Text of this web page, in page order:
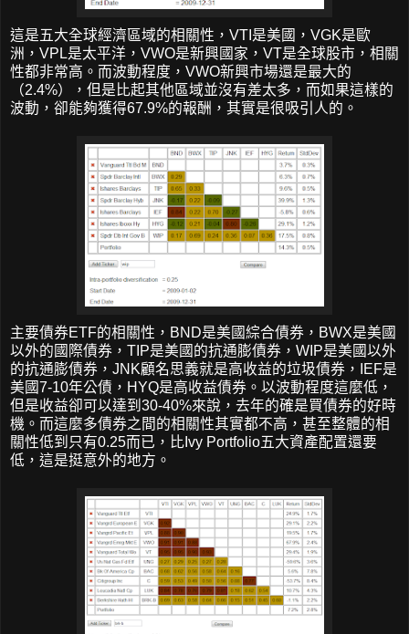
這是五大全球經濟區域的相關性，VTI是美國，VGK是歐
洲，VPL是太平洋，VWO是新興國家，VT是全球股市，相關
性都非常高。而波動程度，VWO新興市場還是最大的
（2.4%），但是比起其他區域並沒有差太多，而如果這樣的
波動，卻能夠獲得67.9%的報酬，其實是很吸引人的。
主要債券ETF的相關性，BND是美國綜合債券，BWX是美國
以外的國際債券，TIP是美國的抗通膨債券，WIP是美國以外
的抗通膨債券，JNK顧名思義就是高收益的垃圾債券，IEF是
美國7-10年公債，HYQ是高收益債券。以波動程度這麼低，
但是收益卻可以達到30-40%來說，去年的確是買債券的好時
機。而這麼多債券之間的相關性其實都不高，甚至整體的相
關性低到只有0.25而已，比Ivy Portfolio五大資產配置還要
低，這是挺意外的地方。